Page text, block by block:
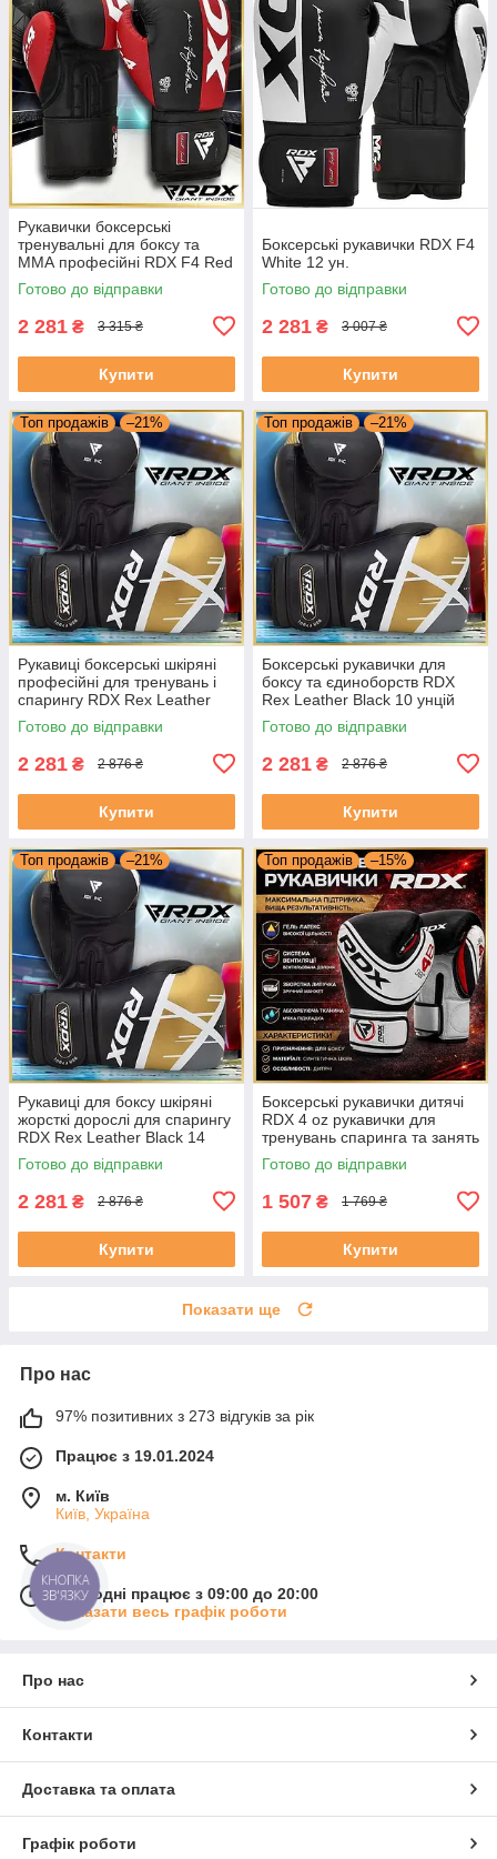
Рукавички боксерські
тренувальні для боксу та
ММА професійні RDX F4 Red
16 унцій
Готово до відправки
2 281 ₴ 3 315 ₴
Купити
Боксерські рукавички RDX F4
White 12 ун.
Готово до відправки
2 281 ₴ 3 007 ₴
Купити
Топ продажів –21%
Рукавиці боксерські шкіряні
професійні для тренувань і
спарингу RDX Rex Leather
Black 8 унцій
Готово до відправки
2 281 ₴ 2 876 ₴
Купити
Топ продажів –21%
Боксерські рукавички для
боксу та єдиноборств RDX
Rex Leather Black 10 унцій
Готово до відправки
2 281 ₴ 2 876 ₴
Купити
Топ продажів –21%
Рукавиці для боксу шкіряні
жорсткі дорослі для спарингу
RDX Rex Leather Black 14
унцій
Готово до відправки
2 281 ₴ 2 876 ₴
Купити
Топ продажів –15%
Боксерські рукавички дитячі
RDX 4 oz рукавички для
тренувань спаринга та занять
боксом
Готово до відправки
1 507 ₴ 1 769 ₴
Купити
Показати ще
Про нас
97% позитивних з 273 відгуків за рік
Працює з 19.01.2024
м. Київ
Київ, Україна
Контакти
Сьогодні працює з 09:00 до 20:00
Показати весь графік роботи
Про нас
Контакти
Доставка та оплата
Графік роботи
КНОПКА
ЗВ'ЯЗКУ